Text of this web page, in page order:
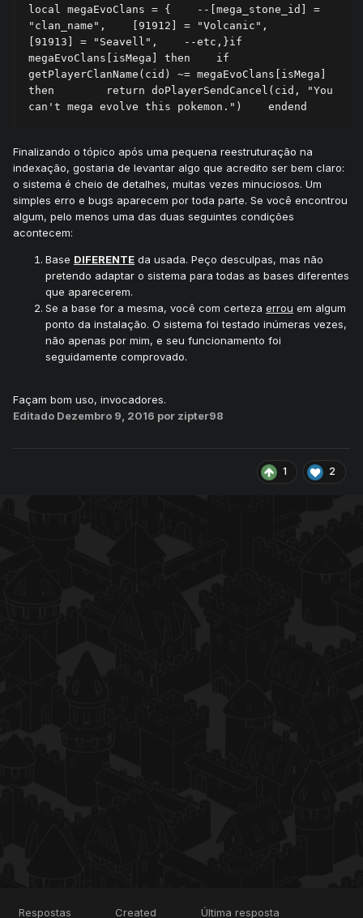
local megaEvoClans = {    --[mega_stone_id] =
"clan_name",    [91912] = "Volcanic",
[91913] = "Seavell",    --etc,}if
megaEvoClans[isMega] then    if
getPlayerClanName(cid) ~= megaEvoClans[isMega]
then        return doPlayerSendCancel(cid, "You
can't mega evolve this pokemon.")    endend
Finalizando o tópico após uma pequena reestruturação na
indexação, gostaria de levantar algo que acredito ser bem claro:
o sistema é cheio de detalhes, muitas vezes minuciosos. Um
simples erro e bugs aparecem por toda parte. Se você encontrou
algum, pelo menos uma das duas seguintes condições
acontecem:
Base DIFERENTE da usada. Peço desculpas, mas não
pretendo adaptar o sistema para todas as bases diferentes
que aparecerem.
Se a base for a mesma, você com certeza errou em algum
ponto da instalação. O sistema foi testado inúmeras vezes,
não apenas por mim, e seu funcionamento foi
seguidamente comprovado.
Façam bom uso, invocadores.
Editado Dezembro 9, 2016 por zipter98
1 2
Respostas Created Última resposta